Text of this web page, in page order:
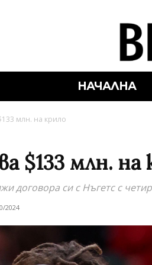
НАЧАЛНА
млн. на крило
$133 млн. на
договора си с Нъгетс с
2024